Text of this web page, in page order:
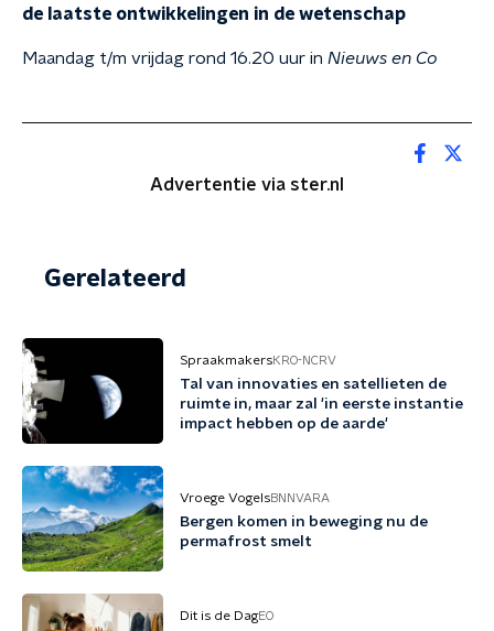
de laatste ontwikkelingen in de wetenschap
Maandag t/m vrijdag rond 16.20 uur in Nieuws en Co
Advertentie via ster.nl
Gerelateerd
SpraakmakersKRO-NCRV
Tal van innovaties en satellieten de
ruimte in, maar zal 'in eerste instantie
impact hebben op de aarde'
Vroege VogelsBNNVARA
Bergen komen in beweging nu de
permafrost smelt
Dit is de DagEO